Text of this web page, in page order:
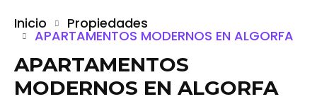
Inicio Propiedades
APARTAMENTOS MODERNOS EN ALGORFA
APARTAMENTOS
MODERNOS EN ALGORFA